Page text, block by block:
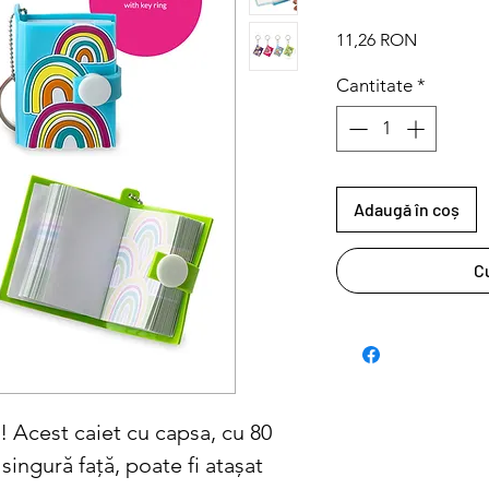
caiet cu capsa, cu 80
față, poate fi atașat
11,26 RON
Cantitate *
Adaugă în coș